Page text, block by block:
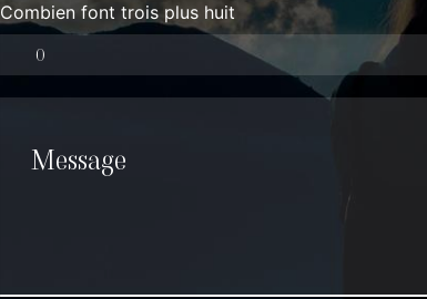
Combien font trois plus huit